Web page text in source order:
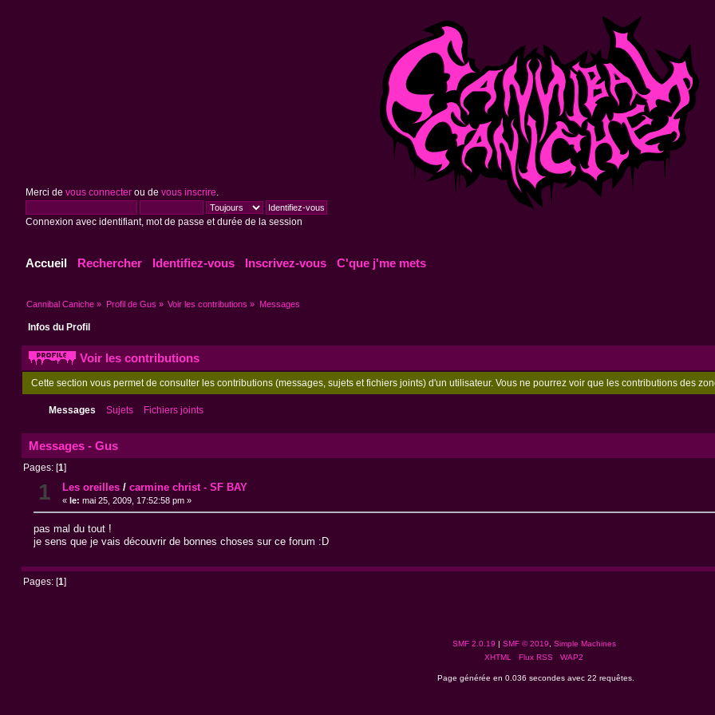
Merci de vous connecterou de vous inscrire
Connexion avec identifiant, mot de passe et durée de la session
Accueil Rechercher Identifiez-vous Inscrivez-vous C'que j'me mets
Cannibal Caniche » Profil de Gus » Voir les contributions » Messages
Infos du Profil
Voir les contributions
Cette section vous permet de consulter les contributions (messages, sujets et fichiers joints) d'un utilisateur. Vous ne pourrez voir que les contributions des
Messages Sujets Fichiers joints
Messages - Gus
Pages: [1]
1 Les oreilles/ carmine christ - SF BAY
« le: mai 25, 2009, 17:52:58 pm »
pas mal du tout !
je sens que je vais découvrir de bonnes choses sur ce forum :D
Pages: [1]
SMF 2.0.19 | SMF © 2019, Simple Machines
XHTML
Flux RSS WAP2
Page générée en 0.036 secondes avec 22 requêtes.